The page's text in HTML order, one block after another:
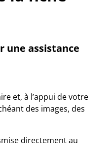
une assistance
et, à l’appui de votre
des images, des
directement au